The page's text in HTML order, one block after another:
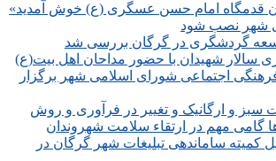
قدمگاه امام حسن عسگری (ع) خوش آمدید»
شهر نصب شود
گردشگری در گرگان بررسی شد
سالار شهیدان با حضور مداحان اهل بیت(ع)
اجتماعی شورای اسلامی شهر برگزار
سبز و ارگانیک و تغییر در فرآوری و روش
گامی مهم در ارتقاء سلامت شهروندان
کمیته ساماندهی تبلیغات شهر گرگان در